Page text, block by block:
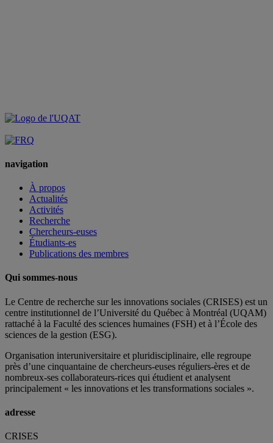
navigation
À propos
Actualités
Activités
Recherche
Chercheurs-euses
Étudiants-es
Publications des membres
Qui sommes-nous
Le Centre de recherche sur les innovations sociales (CRISES) est un
centre institutionnel de l’Université du Québec à Montréal (UQAM)
rattaché à la Faculté des sciences humaines (FSH) et à l’École des
sciences de la gestion (ESG).
Organisation interuniversitaire et pluridisciplinaire, elle regroupe
près d’une cinquantaine de chercheurs-euses réguliers-ères et de
nombreux-ses collaborateurs-rices qui étudient et analysent
principalement « les innovations et les transformations sociales ».
adresse
CRISES